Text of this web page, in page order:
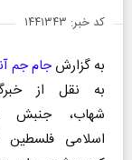
کد خبر: ۱۴۴۱۳۴۳
به گزارشجام جم
به نقل از
شهاب، جنبش
اسلامی فلسطین